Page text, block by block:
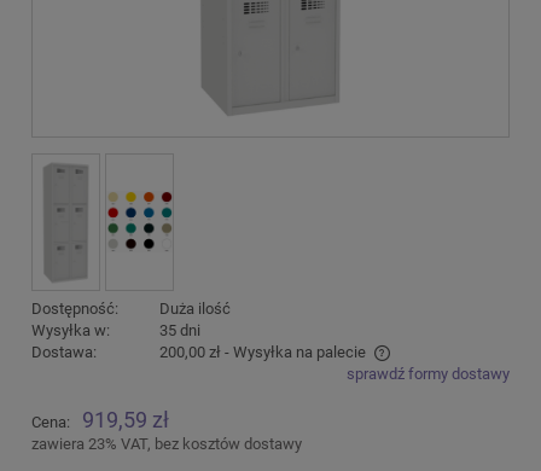
Dostępność:
Duża ilość
Wysyłka w:
35 dni
Dostawa:
200,00 zł - Wysyłka na palecie
Cena nie zawiera ewentualnych kosztów płatnościsprawdź formy dostawy
Cena: 919,59 zł
zawiera 23% VAT, bez kosztów dostawy